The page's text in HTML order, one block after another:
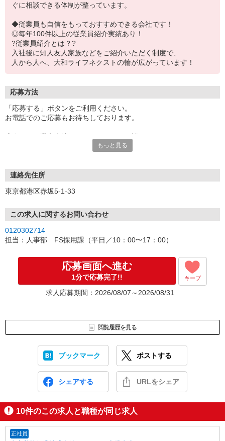
ぐに相談できる体制が整っています。
◆従業員も自信をもっておすすめできる会社です！
◎毎年100件以上の従業員紹介実績あり！
?従業員紹介とは？?
入社後に知人友人家族などをご紹介いただく制度で、
人から人へ、大和ライフネクストの輪が広がっています！
応募方法
「応募する」ボタンをご利用ください。
お電話でのご応募もお待ちしております。
ご応募後にお電話かメールにて丁寧にご案内します。
※お電話の場合は050-1748-5339よりお掛けいたします。
＼応募から内定まで平均2週間！／
もっと見る
連絡先住所
東京都港区赤坂5-1-33
この求人に関するお問い合わせ
0120302714
担当：人事部 FS採用課（平日／10：00〜17：00）
応募画面へ進む
1分で応募完了!! キープ
求人応募期間：2026/08/07～2026/08/31
閲覧履歴を見る
ブックマーク ポストする
シェアする URLをシェア
10件のこの求人と職種が同じ求人
正社員